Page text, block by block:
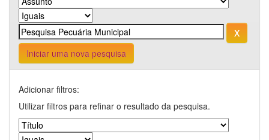
Iniciar uma nova pesquisa
Adicionar filtros:
Utilizar filtros para refinar o resultado da pesquisa.